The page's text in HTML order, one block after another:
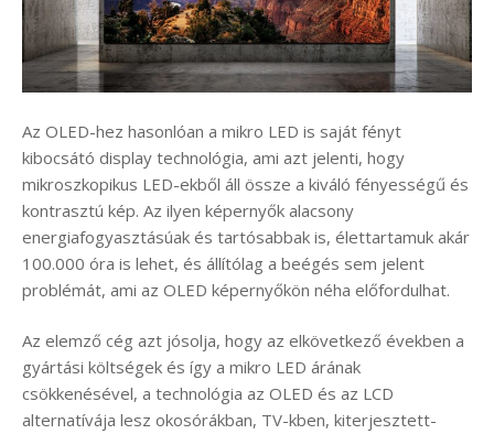
Az OLED-hez hasonlóan a mikro LED is saját fényt
kibocsátó display technológia, ami azt jelenti, hogy
mikroszkopikus LED-ekből áll össze a kiváló fényességű és
kontrasztú kép. Az ilyen képernyők alacsony
energiafogyasztásúak és tartósabbak is, élettartamuk akár
100.000 óra is lehet, és állítólag a beégés sem jelent
problémát, ami az OLED képernyőkön néha előfordulhat.
Az elemző cég azt jósolja, hogy az elkövetkező években a
gyártási költségek és így a mikro LED árának
csökkenésével, a technológia az OLED és az LCD
alternatívája lesz okosórákban, TV-kben, kiterjesztett-